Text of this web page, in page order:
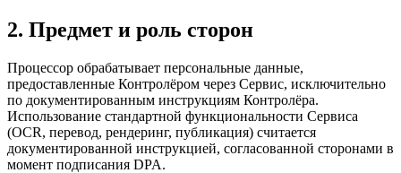
2. Предмет и роль сторон
Процессор обрабатывает персональные данные,
предоставленные Контролёром через Сервис, исключительно
по документированным инструкциям Контролёра.
Использование стандартной функциональности Сервиса
(OCR, перевод, рендеринг, публикация) считается
документированной инструкцией, согласованной сторонами в
момент подписания DPA.